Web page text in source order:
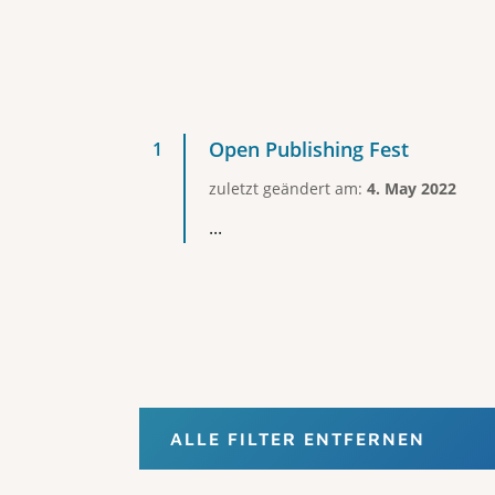
Open Publishing Fest
zuletzt geändert am: 4. May 2022
...
ALLE FILTER ENTFERNEN